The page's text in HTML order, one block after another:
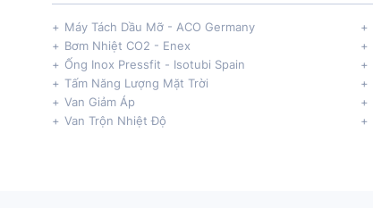
Máy Tách Dầu Mỡ - ACO Germany
Bơm Nhiệt CO2 - Enex
Ống Inox Pressfit - Isotubi Spain
Tấm Năng Lượng Mặt Trời
Van Giảm Áp
Van Trộn Nhiệt Độ